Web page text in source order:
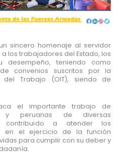
sincero homenaje al servidor
los trabajadores del Estado, los
desempeño, teniendo como
convenios suscritos por la
del Trabajo (OIT), siendo de
el importante trabajo de
y peruanas de diversas
contribuido a atender los
en el ejercicio de la función
para cumplir con su deber y